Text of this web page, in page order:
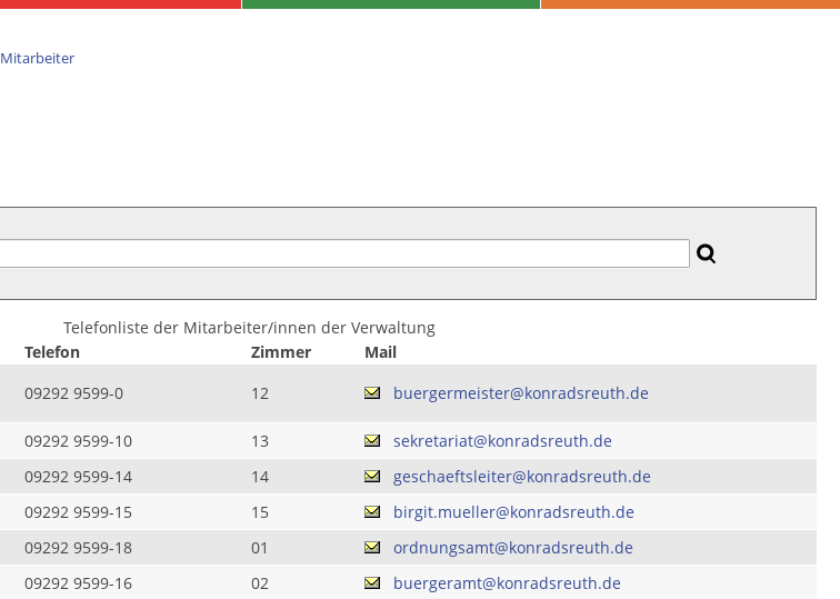
Mitarbeiter
Telefonliste der Mitarbeiter/innen der Verwaltung
Telefon Zimmer
Mail
09292 9599-0 12 buergermeister@konradsreuth.de
09292 9599-10 13
sekretariat@konradsreuth.de
09292 9599-14 14
geschaeftsleiter@konradsreuth.de
09292 9599-15 15
birgit.mueller@konradsreuth.de
09292 9599-18 01
ordnungsamt@konradsreuth.de
09292 9599-16 02
buergeramt@konradsreuth.de